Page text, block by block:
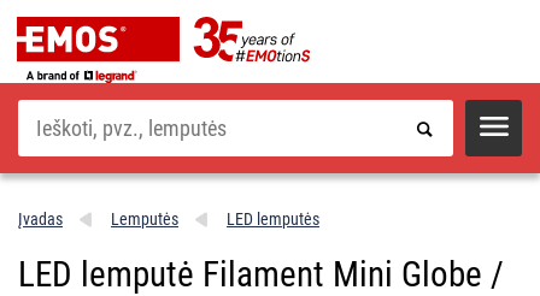
Paieška
Įvadas Lemputės LED lemputės
LED lemputė Filament Mini Globe /